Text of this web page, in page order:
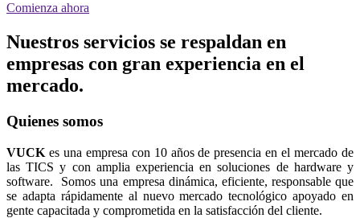
Comienza ahora
Nuestros servicios se respaldan en
empresas con gran experiencia en el
mercado.
Quienes somos
VUCK es una empresa con 10 años de presencia en el mercado de
las TICS y con amplia experiencia en soluciones de hardware y
software. Somos una empresa dinámica, eficiente, responsable que
se adapta rápidamente al nuevo mercado tecnológico apoyado en
gente capacitada y comprometida en la satisfacción del cliente.